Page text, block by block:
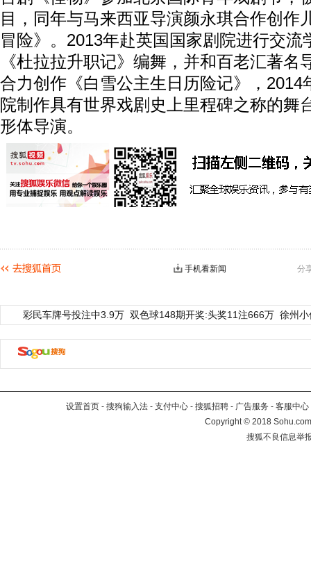
目，同年与马来西亚导演颜永琪合作创作
冒险》。2013年赴英国国家剧院进行交流
《杜拉拉升职记》编舞，并和百老汇著名
合力创作《白雪公主生日历险记》，2014
院制作具有世界戏剧史上里程碑之称的舞
形体导演。
分
手机看新闻
彩民车牌号投注中3.9万 双色球148期开奖:头奖11注666万 徐州
设置首页 - 搜狗输入法 - 支付中心 - 搜狐招聘 - 广告服务 - 客服中心
Copyright©2018
搜狐不良信息举